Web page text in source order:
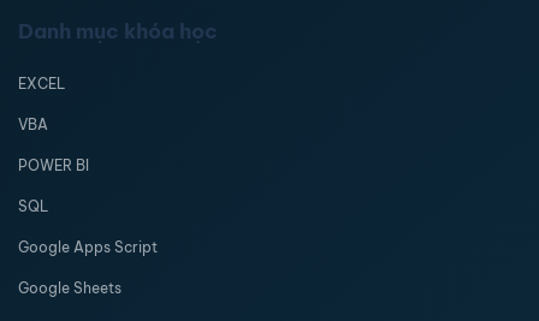
Danh mục khóa học
EXCEL
VBA
POWER BI
SQL
Google Apps Script
Google Sheets